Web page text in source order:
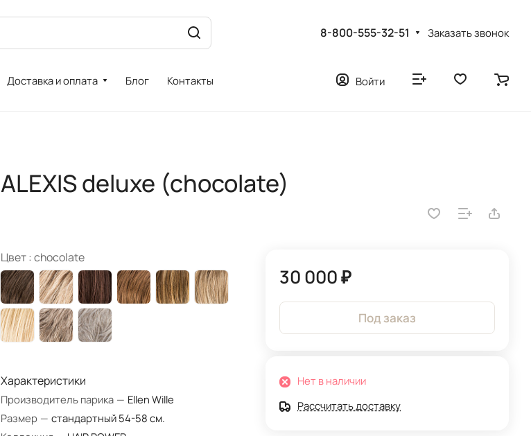
8-800-555-32-51 Заказать звонок
Доставка и оплата Блог Контакты Войти
ALEXIS deluxe (chocolate)
Цвет : chocolate
Характеристики
Производитель парика — Ellen Wille
Размер — стандартный 54-58 см.
30 000 ₽
Под заказ
Нет в наличии
Рассчитать доставку